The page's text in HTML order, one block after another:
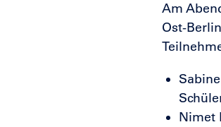
Am
Ost-
Nimet